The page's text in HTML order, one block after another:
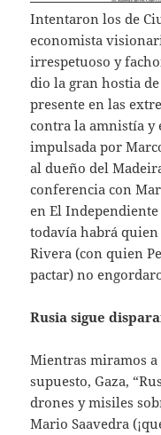
Intentaron los de
economista
irrespetuoso y
dio la gran hostia
presente en las
contra la amnistía y
impulsada por
al dueño del
conferencia con
en El Independiente
todavía habrá
Rivera (con quien
pactar) no
Rusia sigue
Mientras miramos
supuesto, Gaza,
drones y misiles
Mario Saavedra